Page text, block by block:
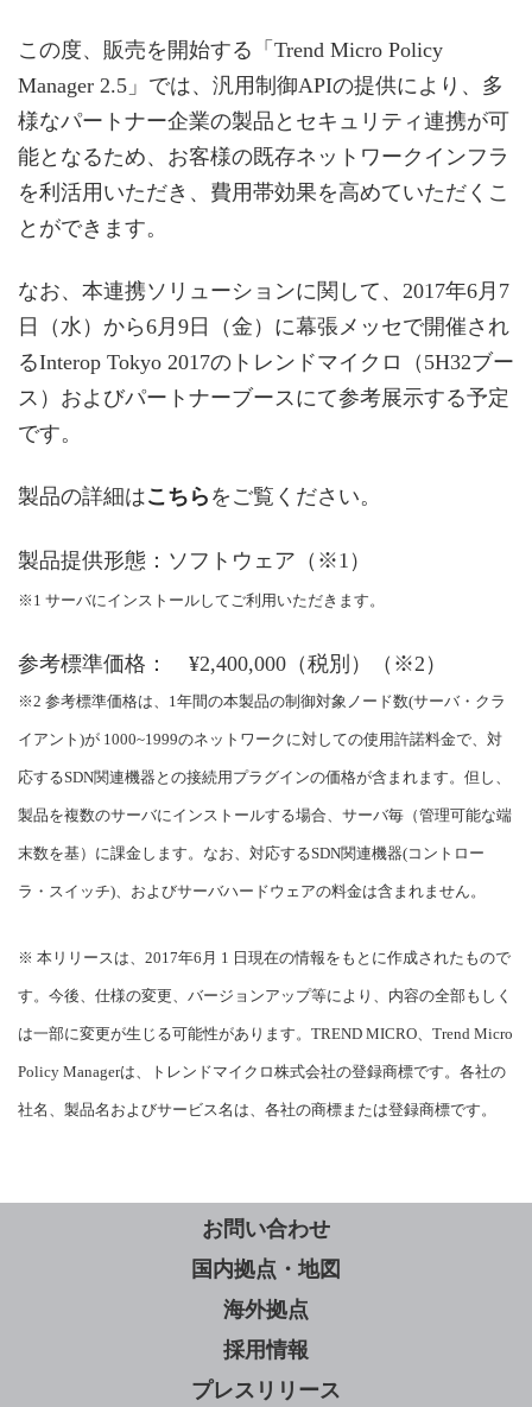
この度、販売を開始する「Trend Micro Policy
Manager 2.5」では、汎用制御APIの提供により、多
様なパートナー企業の製品とセキュリティ連携が可
能となるため、お客様の既存ネットワークインフラ
を利活用いただき、費用帯効果を高めていただくこ
とができます。
なお、本連携ソリューションに関して、2017年6月7
日（水）から6月9日（金）に幕張メッセで開催され
るInterop Tokyo 2017のトレンドマイクロ（5H32ブー
ス）およびパートナーブースにて参考展示する予定
です。
製品の詳細はこちら をご覧ください。
製品提供形態：ソフトウェア（※1）
※1 サーバにインストールしてご利用いただきます。
参考標準価格： ¥2,400,000（税別）（※2）
※2 参考標準価格は、1年間の本製品の制御対象ノード数(サーバ・クラ
イアント)が 1000~1999のネットワークに対しての使用許諾料金で、対
応するSDN関連機器との接続用プラグインの価格が含まれます。但し、
製品を複数のサーバにインストールする場合、サーバ毎（管理可能な端
末数を基）に課金します。なお、対応するSDN関連機器(コントロー
ラ・スイッチ)、およびサーバハードウェアの料金は含まれません。
※ 本リリースは、2017年6月 1 日現在の情報をもとに作成されたもので
す。今後、仕様の変更、バージョンアップ等により、内容の全部もしく
は一部に変更が生じる可能性があります。TREND MICRO、Trend Micro
Policy Managerは、トレンドマイクロ株式会社の登録商標です。各社の
社名、製品名およびサービス名は、各社の商標または登録商標です。
お問い合わせ
国内拠点・地図
海外拠点
採用情報
プレスリリース